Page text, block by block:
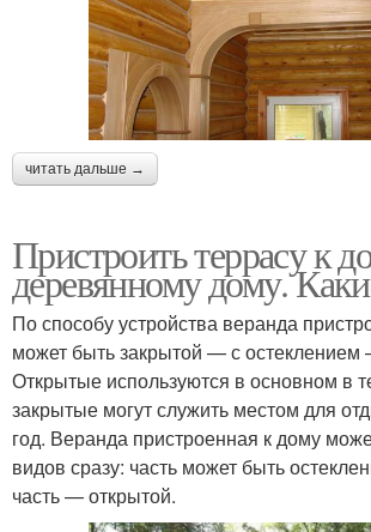
читать дальше →
Пристроить террасу к
деревянному дому.
По способу устройства веранда
может быть закрытой — с остеклением
Открытые используются в основном в
закрытые могут служить местом для
год. Веранда пристроенная к дому
видов сразу: часть может быть
часть — открытой.